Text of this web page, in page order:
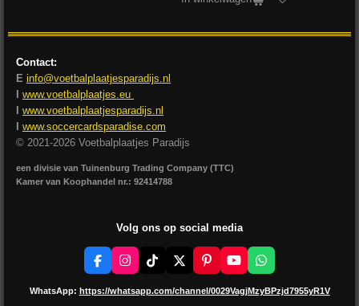
Contact:
E info@voetbalplaatjesparadijs.nl
www.voetbalplaatjes.eu
www.voetbalplaatjesparadijs.nl
www.soccercardsparadise.com
© 2021-2026 Voetbalplaatjes Paradijs
een divisie van Tuinenburg Trading Company (TTC)
Kamer van Koophandel nr.: 92414788
Volg ons op social media
F
a
c
I
n
s
T
k
X
P
i
n
Y
o
u
W
h
a
WhatsApp: https://whatsapp.com/channel/0029VagjMzyBPzjd7955yR1V